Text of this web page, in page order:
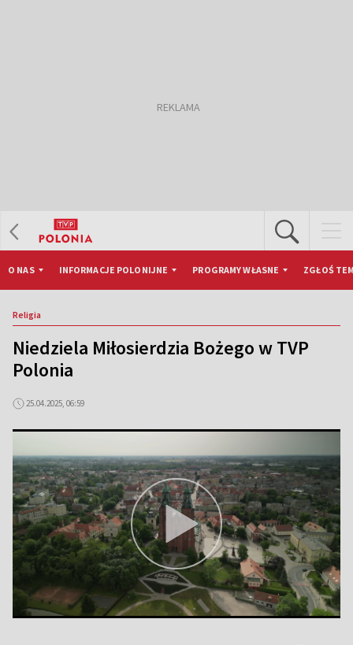
O NAS INFORMACJE POLONIJNE PROGRAMY WŁASNE ZGŁOŚ
Religia
Niedziela Miłosierdzia Bożego w TVP
Polonia
25.04.2025, 06:59